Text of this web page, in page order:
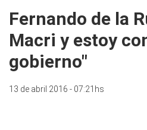
Fernando de la
Macri y estoy
gobierno"
13 de abril 2016 - 07:21hs